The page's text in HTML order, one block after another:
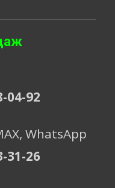
04-92
WhatsApp
31-26